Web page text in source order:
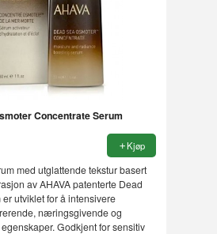
Concentrate Serum
Kjøp
med utglattende tekstur basert
av AHAVA patenterte Dead
utviklet for å intensivere
næringsgivende og
Godkjent for sensitiv